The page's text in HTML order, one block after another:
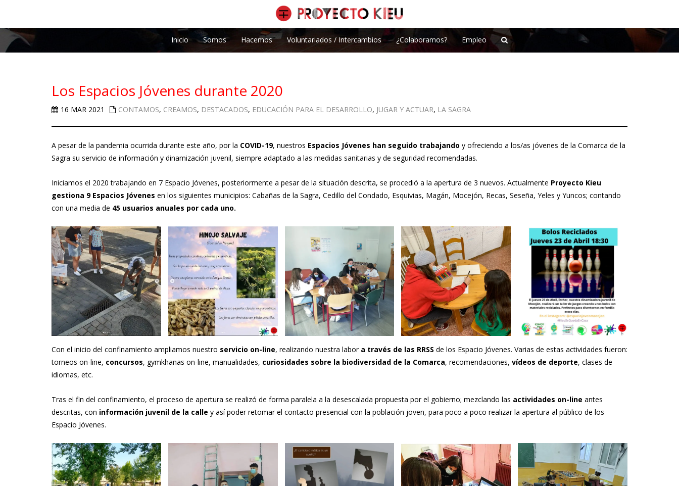
Inicio Somos Hacemos Voluntariados / Intercambios ¿Colaboramos? Empleo
Los Espacios Jóvenes durante 2020
16 MAR 2021 CONTAMOS, CREAMOS, DESTACADOS, EDUCACIÓN PARA EL DESARROLLO, JUGAR Y ACTUAR, LA SAGRA
A pesar de la pandemia ocurrida durante este año, por la COVID-19, nuestros Espacios Jóvenes han seguido trabajando y ofreciendo a los/as jóvenes de la Comarca de la
Sagra su servicio de información y dinamización juvenil, siempre adaptado a las medidas sanitarias y de seguridad recomendadas.
Iniciamos el 2020 trabajando en 7 Espacio Jóvenes, posteriormente a pesar de la situación descrita, se procedió a la apertura de 3 nuevos. Actualmente Proyecto Kieu
gestiona 9 Espacios Jóvenes en los siguientes municipios: Cabañas de la Sagra, Cedillo del Condado, Esquivias, Magán, Mocejón, Recas, Seseña, Yeles y Yuncos; contando
con una media de 45 usuarios anuales por cada uno.
Con el inicio del confinamiento ampliamos nuestro servicio on-line, realizando nuestra labor a través de las RRSS de los Espacio Jóvenes. Varias de estas actividades fueron:
torneos on-line, concursos, gymkhanas on-line, manualidades, curiosidades sobre la biodiversidad de la Comarca, recomendaciones, vídeos de deporte, clases de
idiomas, etc.
Tras el fin del confinamiento, el proceso de apertura se realizó de forma paralela a la desescalada propuesta por el gobierno; mezclando las actividades on-line antes
descritas, con información juvenil de la calle y así poder retomar el contacto presencial con la población joven, para poco a poco realizar la apertura al público de los
Espacio Jóvenes.